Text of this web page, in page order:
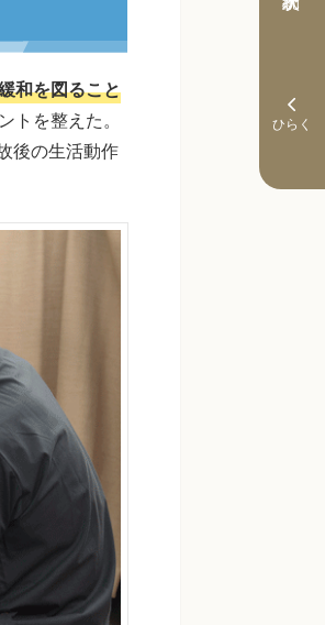
和を図ること
を整えた。
後の生活動作